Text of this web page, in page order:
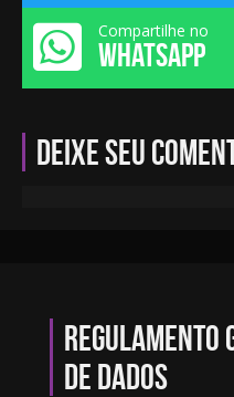
Compartilhe no
WHATSAPP
Deixe seu
de dados